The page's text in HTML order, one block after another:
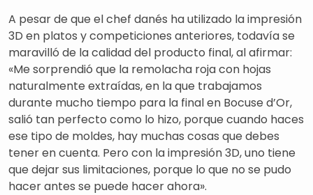
A pesar de que el chef danés ha utilizado la impresión
3D en platos y competiciones anteriores, todavía se
maravilló de la calidad del producto final, al afirmar:
«Me sorprendió que la remolacha roja con hojas
naturalmente extraídas, en la que trabajamos
durante mucho tiempo para la final en Bocuse d’Or,
salió tan perfecto como lo hizo, porque cuando haces
ese tipo de moldes, hay muchas cosas que debes
tener en cuenta. Pero con la impresión 3D, uno tiene
que dejar sus limitaciones, porque lo que no se pudo
hacer antes se puede hacer ahora».